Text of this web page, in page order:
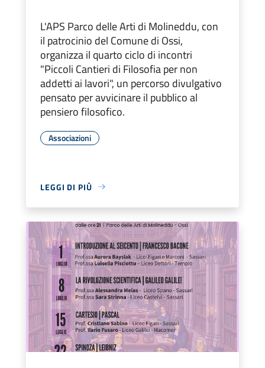
L'APS Parco delle Arti di Molineddu, con
il patrocinio del Comune di Ossi,
organizza il quarto ciclo di incontri
"Piccoli Cantieri di Filosofia per non
addetti ai lavori", un percorso divulgativo
pensato per avvicinare il pubblico al
pensiero filosofico.
Associazioni
LEGGI DI PIÙ